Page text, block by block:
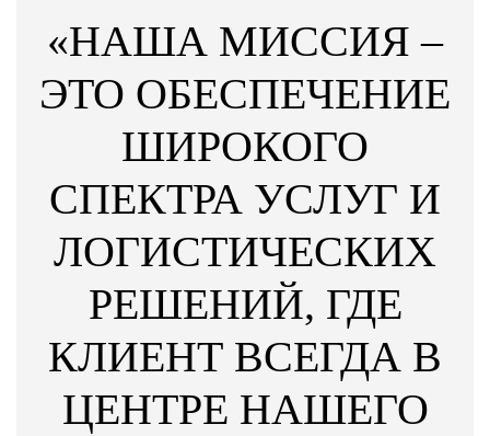
«НАША МИССИЯ –
ЭТО ОБЕСПЕЧЕНИЕ
ШИРОКОГО
СПЕКТРА УСЛУГ И
ЛОГИСТИЧЕСКИХ
РЕШЕНИЙ, ГДЕ
КЛИЕНТ ВСЕГДА В
ЦЕНТРЕ НАШЕГО